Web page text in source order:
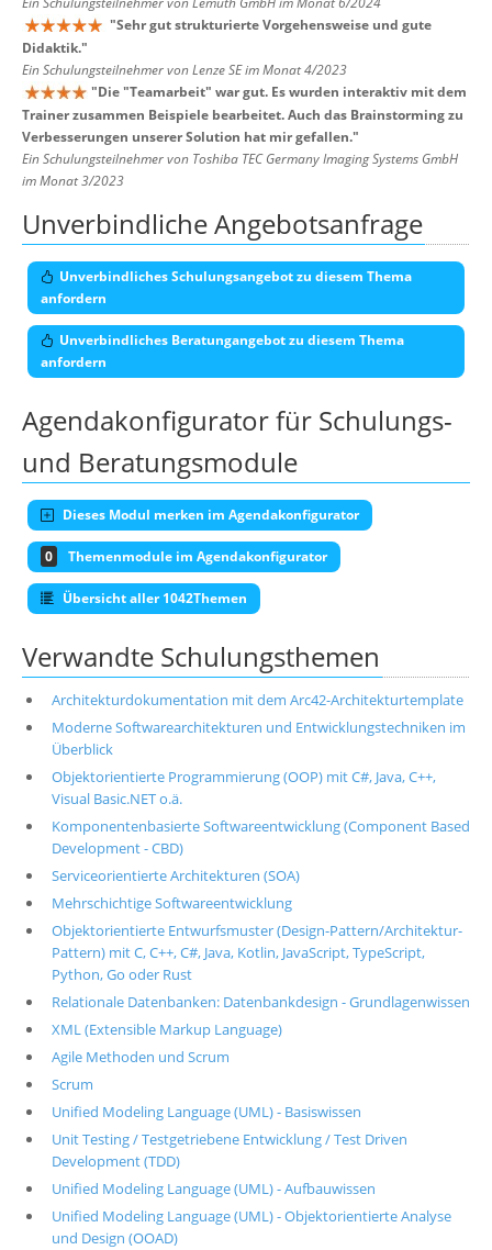
"Sehr gut strukturierte Vorgehensweise und gute
Didaktik."
Ein Schulungsteilnehmer von Lenze SE im Monat 4/2023
"Die "Teamarbeit" war gut. Es wurden interaktiv mit dem
Trainer zusammen Beispiele bearbeitet. Auch das Brainstorming zu
Verbesserungen unserer Solution hat mir gefallen."
Ein Schulungsteilnehmer von Toshiba TEC Germany Imaging Systems GmbH
im Monat 3/2023
Unverbindliche Angebotsanfrage
Unverbindliches Schulungsangebot zu diesem Thema
anfordern
Unverbindliches Beratungangebot zu diesem Thema
anfordern
Agendakonfigurator für Schulungs-
und Beratungsmodule
Dieses Modul merken im Agendakonfigurator
0 Themenmodule im Agendakonfigurator
Übersicht aller 1042Themen
Verwandte Schulungsthemen
Architekturdokumentation mit dem Arc42-Architekturtemplate
Moderne Softwarearchitekturen und Entwicklungstechniken im
Überblick
Objektorientierte Programmierung (OOP) mit C#, Java, C++,
Visual Basic.NET o.ä.
Komponentenbasierte Softwareentwicklung (Component Based
Development - CBD)
Serviceorientierte Architekturen (SOA)
Mehrschichtige Softwareentwicklung
Objektorientierte Entwurfsmuster (Design-Pattern/Architektur-
Pattern) mit C, C++, C#, Java, Kotlin, JavaScript, TypeScript,
Python, Go oder Rust
Relationale Datenbanken: Datenbankdesign - Grundlagenwissen
XML (Extensible Markup Language)
Agile Methoden und Scrum
Scrum
Unified Modeling Language (UML) - Basiswissen
Unit Testing / Testgetriebene Entwicklung / Test Driven
Development (TDD)
Unified Modeling Language (UML) - Aufbauwissen
Unified Modeling Language (UML) - Objektorientierte Analyse
und Design (OOAD)